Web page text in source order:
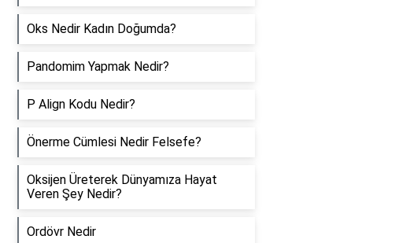
Oks Nedir Kadın Doğumda?
Pandomim Yapmak Nedir?
P Align Kodu Nedir?
Önerme Cümlesi Nedir Felsefe?
Oksijen Üreterek Dünyamıza Hayat
Veren Şey Nedir?
Ordövr Nedir